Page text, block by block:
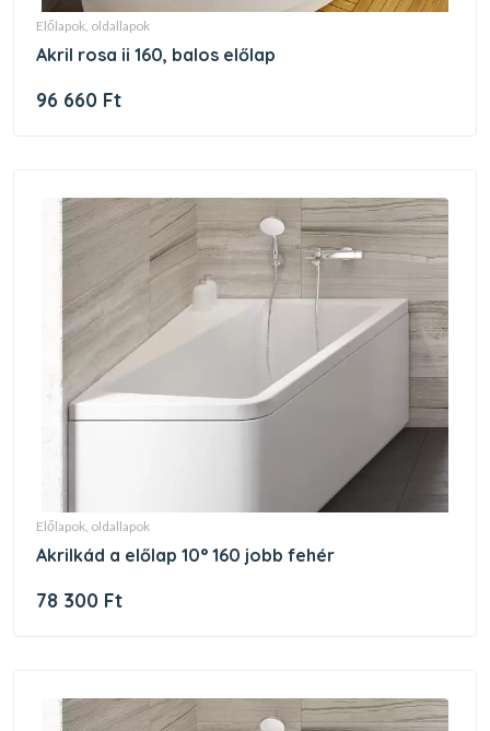
előlapok, oldallapok
akril rosa ii 160, balos előlap
96 660 Ft
előlapok, oldallapok
akrilkád a előlap 10° 160 jobb fehér
78 300 Ft